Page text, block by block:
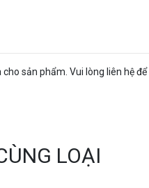
sản phẩm. Vui lòng liên hệ để
LOẠI